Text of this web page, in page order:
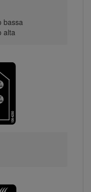
bassa
alta